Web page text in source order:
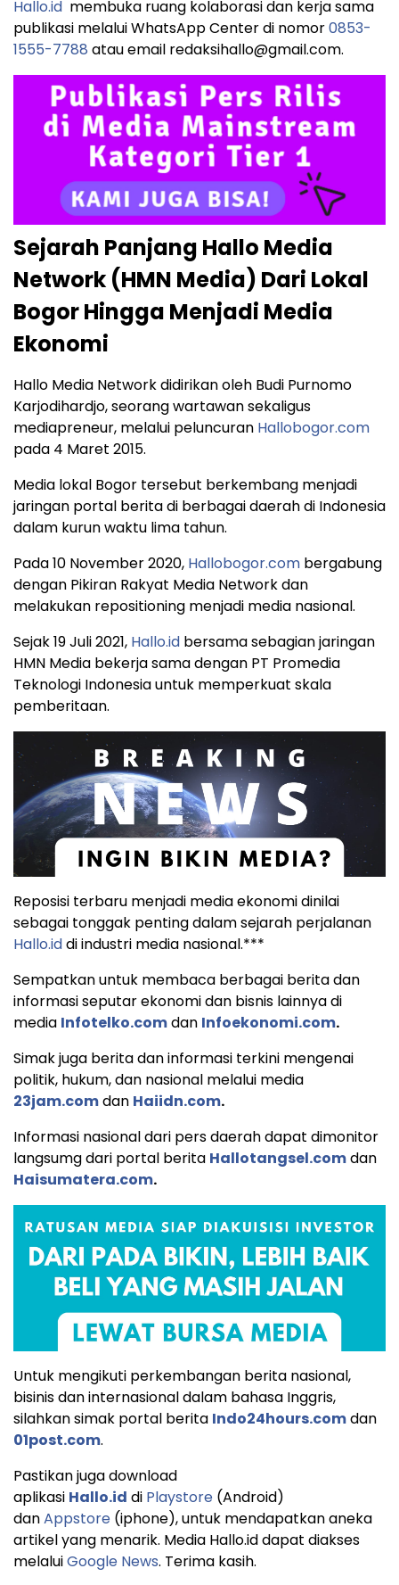
Hallo.id membuka ruang kolaborasi dan kerja sama
publikasi melalui WhatsApp Center di nomor0853-
1555-7788 atau email redaksihallo@gmail.com.
Sejarah Panjang Hallo Media
Network (HMN Media) Dari Lokal
Bogor Hingga Menjadi Media
Ekonomi
Hallo Media Network didirikan oleh Budi Purnomo
Karjodihardjo, seorang wartawan sekaligus
mediapreneur, melalui peluncuran Hallobogor.com
pada 4 Maret 2015.
Media lokal Bogor tersebut berkembang menjadi
jaringan portal berita di berbagai daerah di Indonesia
dalam kurun waktu lima tahun.
Pada 10 November 2020, Hallobogor.com bergabung
dengan Pikiran Rakyat Media Network dan
melakukan repositioning menjadi media nasional.
Sejak 19 Juli 2021, Hallo.id bersama sebagian jaringan
HMN Media bekerja sama dengan PT Promedia
Teknologi Indonesia untuk memperkuat skala
pemberitaan.
Reposisi terbaru menjadi media ekonomi dinilai
sebagai tonggak penting dalam sejarah perjalanan
Hallo.iddi industri media nasional.***
Sempatkan untuk membaca berbagai berita dan
informasi seputar ekonomi dan bisnis lainnya di
media Infotelko.comdan Infoekonomi.com.
Simak juga berita dan informasi terkini mengenai
politik, hukum, dan nasional melalui media
23jam.comdan Haiidn.com.
Informasi nasional dari pers daerah dapat dimonitor
langsumg dari portal berita Hallotangsel.comdan
Haisumatera.com.
Untuk mengikuti perkembangan berita nasional,
bisinis dan internasional dalam bahasa Inggris,
silahkan simak portal berita Indo24hours.comdan
01post.com.
Pastikan juga download
aplikasi Hallo.id di Playstore (Android)
danAppstore (iphone), untuk mendapatkan aneka
artikel yang menarik. Media Hallo.id dapat diakses
melaluiGoogle News. Terima kasih.